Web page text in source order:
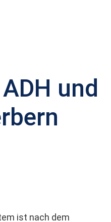
und
ist nach dem